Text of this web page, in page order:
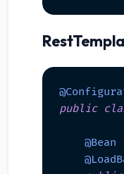
public
@Bean